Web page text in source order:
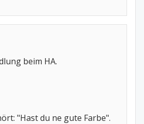
beim HA.
"Hast du ne gute Farbe".